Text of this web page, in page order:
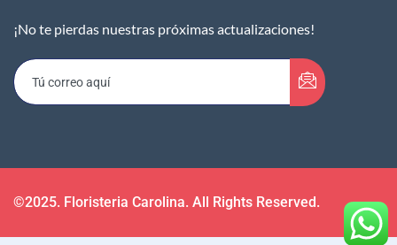
¡No te pierdas nuestras próximas actualizaciones!
©2025. Floristeria Carolina. All Rights Reserved.